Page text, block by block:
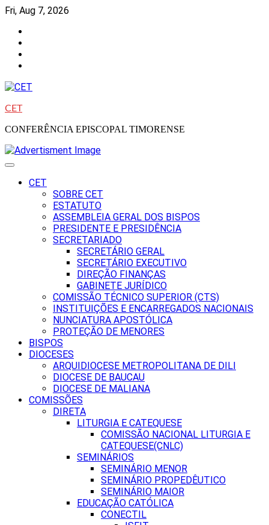
Skip
content
Fri, Aug 7, 2026
CET
CONFERÊNCIA EPISCOPAL TIMORENSE
CET
SOBRE CET
ESTATUTO
ASSEMBLEIA GERAL DOS BISPOS
PRESIDENTE E PRESIDÊNCIA
SECRETARIADO
SECRETÁRIO GERAL
SECRETÁRIO EXECUTIVO
DIREÇÃO FINANÇAS
GABINETE JURÍDICO
COMISSÃO TÉCNICO SUPERIOR (CTS)
INSTITUIÇÕES E ENCARREGADOS NACIONAIS
NUNCIATURA APOSTÓLICA
PROTEÇÃO DE MENORES
BISPOS
DIOCESES
ARQUIDIOCESE METROPOLITANA DE DILI
DIOCESE DE BAUCAU
DIOCESE DE MALIANA
COMISSÕES
DIRETA
LITURGIA E CATEQUESE
COMISSÃO NACIONAL LITURGIA E
CATEQUESE(CNLC)
SEMINÁRIOS
SEMINÁRIO MENOR
SEMINÁRIO PROPEDÊUTICO
SEMINÁRIO MAIOR
EDUCAÇÃO CATÓLICA
CONECTIL